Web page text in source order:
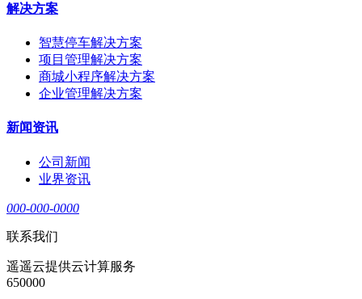
解决方案
智慧停车解决方案
项目管理解决方案
商城小程序解决方案
企业管理解决方案
新闻资讯
公司新闻
业界资讯
000-000-0000
联系我们
遥遥云提供云计算服务
650000